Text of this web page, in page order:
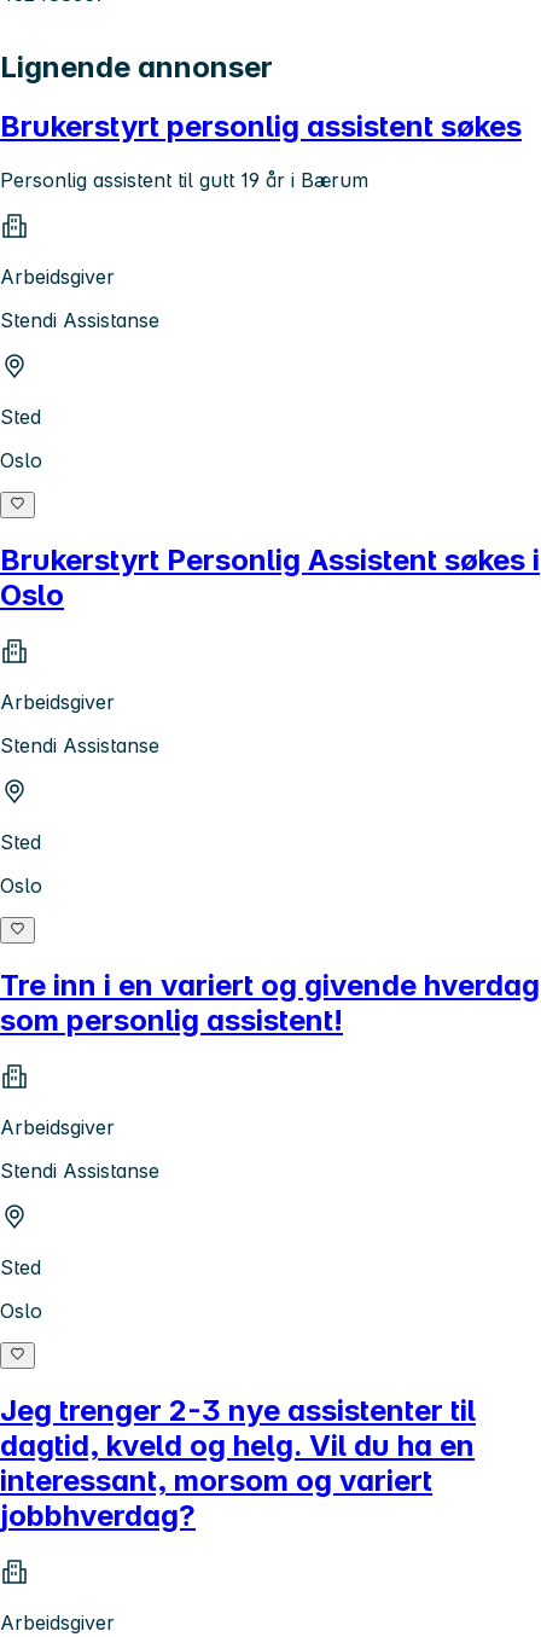
Lignende annonser
Brukerstyrt personlig assistent søkes
Personlig assistent til gutt 19 år i Bærum
Arbeidsgiver
Stendi Assistanse
Sted
Oslo
Brukerstyrt Personlig Assistent søkes i
Oslo
Arbeidsgiver
Stendi Assistanse
Sted
Oslo
Tre inn i en variert og givende hverdag
som personlig assistent!
Arbeidsgiver
Stendi Assistanse
Sted
Oslo
Jeg trenger 2-3 nye assistenter til
dagtid, kveld og helg. Vil du ha en
interessant, morsom og variert
jobbhverdag?
Arbeidsgiver